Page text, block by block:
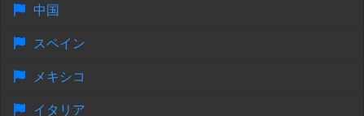
中国
スペイン
メキシコ
イタリア